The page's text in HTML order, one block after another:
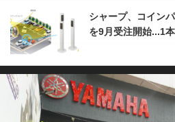
シャープ、コイン
を9月受注開始...1